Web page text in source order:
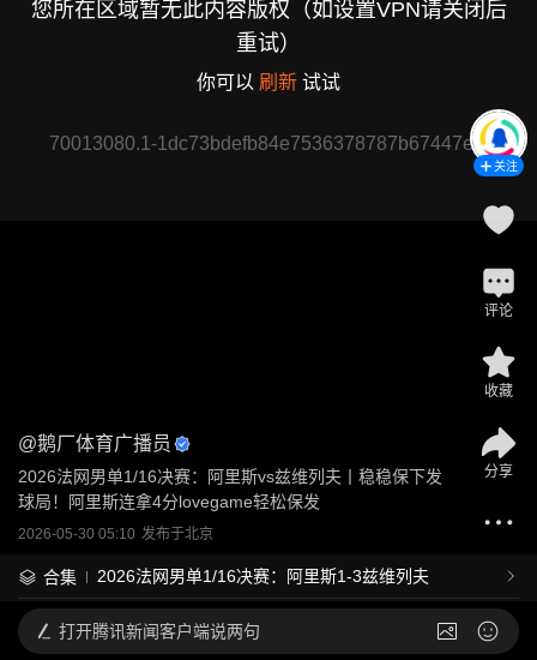
您所在区域暂无此内容版权（如设置VPN请关闭后
重试）
你可以 刷新 试试
70013080.1-1dc73bdefb84e7536378787b67447e7f
@鹅厂体育广播员
2026法网男单1/16决赛：阿里斯vs兹维列夫丨稳稳保下发
球局！阿里斯连拿4分lovegame轻松保发
2026-05-30 05:10 发布于北京
合集 2026法网男单1/16决赛：阿里斯1-3兹维列夫
关注
评论
收藏
分享
打开腾讯新闻客户端说两句